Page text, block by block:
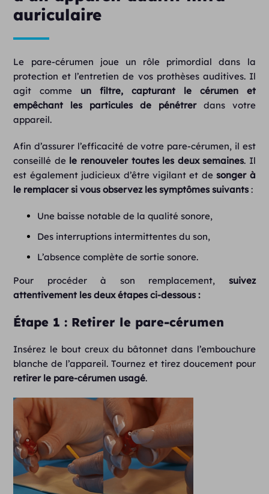
auriculaire
Le pare-cérumen joue un rôle primordial dans la
protection et l’entretien de vos prothèses auditives. Il
agit comme un filtre, capturant le cérumen et
empêchant les particules de pénétrerdans votre
appareil.
Afin d’assurer l’efficacité de votre pare-cérumen, il est
conseillé de le renouveler toutes les deux semaines. Il
est également judicieux d’être vigilant et desonger à
le remplacer si vous observez les symptômes suivants :
Une baisse notable de la qualité sonore,
Des interruptions intermittentes du son,
L’absence complète de sortie sonore.
Pour procéder à son remplacement, suivez
attentivement les deux étapes ci-dessous :
Étape 1 : Retirer le pare-cérumen
Insérez le bout creux du bâtonnet dans l’embouchure
blanche de l’appareil. Tournez et tirez doucement pour
retirer le pare-cérumen usagé.